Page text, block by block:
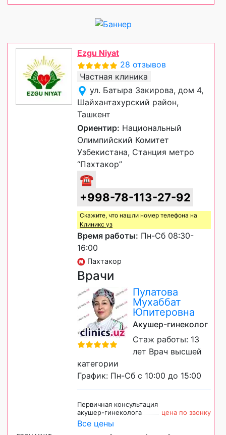
Ezgu Niyat
28 отзывов
Частная клиника
ул. Батыра Закирова, дом 4,
Шайхантахурский район,
Ташкент
Ориентир: Национальный
Олимпийский Комитет
Узбекистана, Станция метро
“Пахтакор”
☎
+998-78-113-27-92
Скажите, что нашли номер телефона на
Клиникс уз
Время работы: Пн-Сб 08:30-
16:00
Пахтакор
Врачи
Пулатова
Мухаббат
Юпитеровна
Акушер-гинеколог
Стаж работы: 13
лет Врач высшей
категории
График: Пн-Сб с 10:00 до 15:00
Первичная консультация
акушер-гинеколога
цена по звонку
Все цены